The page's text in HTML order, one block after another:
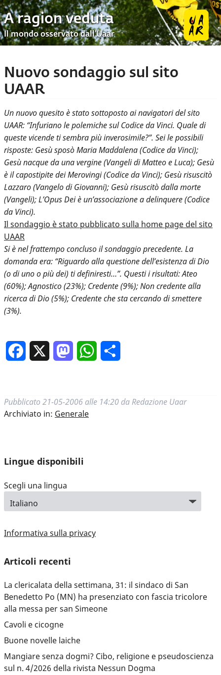
A ragion veduta
Il mondo osservato dall’Uaar
Nuovo sondaggio sul sito
UAAR
Un nuovo quesito è stato sottoposto ai navigatori del sito
UAAR: “Infuriano le polemiche sul Codice da Vinci. Quale di
queste vicende ti sembra più inverosimile?”. Sei le possibili
risposte: Gesù sposò Maria Maddalena (Codice da Vinci);
Gesù nacque da una vergine (Vangeli di Matteo e Luca); Gesù
è il capostipite dei Merovingi (Codice da Vinci); Gesù risuscitò
Lazzaro (Vangelo di Giovanni); Gesù risuscitò dalla morte
(Vangeli); L’Opus Dei è un’associazione a delinquere (Codice
da Vinci).
Il sondaggio è stato pubblicato sulla home page del sito
UAAR
Si è nel frattempo concluso il sondaggio precedente. La
domanda era: “Riguardo alla questione dell’esistenza di Dio
(o di uno o più dei) ti definiresti…”. Questi i risultati: Ateo
(60%); Agnostico (23%); Credente (9%); Non credente alla
ricerca di Dio (5%); Credente che sta cercando di smettere
(3%).
Facebook MastodonWhatsApp
Pubblicato 21-05-2006 alle 14:20 da Redazione Uaar
Archiviato in: Generale
Lingue disponibili
Scegli una lingua
Informativa sulla privacy
Articoli recenti
La clericalata della settimana, 31: il sindaco di San
Benedetto Po (MN) ha presenziato con fascia tricolore
alla messa per san Simeone
Cavoli e cicogne
Buone novelle laiche
Mangiare senza dogmi? Cibo, religione e pseudoscienza
sul n. 4/2026 della rivista Nessun Dogma